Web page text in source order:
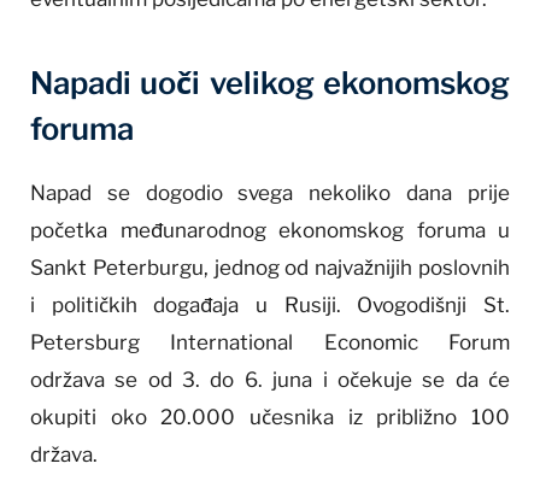
Napadi uoči velikog ekonomskog
foruma
Napad se dogodio svega nekoliko dana prije
početka međunarodnog ekonomskog foruma u
Sankt Peterburgu, jednog od najvažnijih poslovnih
i političkih događaja u Rusiji. Ovogodišnji St.
Petersburg International Economic Forum
održava se od 3. do 6. juna i očekuje se da će
okupiti oko 20.000 učesnika iz približno 100
država.